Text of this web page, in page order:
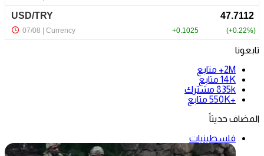
تابعونا
2M+
متابع
14K متابع
835k مشترك
+550K
متابع
المضاف حديثاً
فلسطينيات